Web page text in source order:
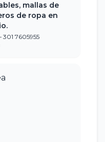
mallas de
de ropa en
301 7605955